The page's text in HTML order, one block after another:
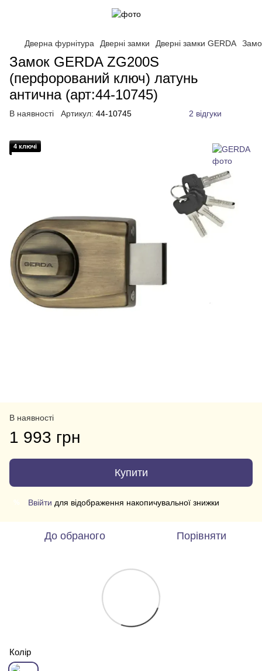
Дверна фурнітура Дверні замки Дверні замки GERDA
Замок GERDA ZG200S
(перфорований ключ) латунь
антична (арт:44-10745)
В наявності Артикул: 44-10745 2 відгуки
4 ключі
В наявності
1 993 грн
Купити
Ввійти для відображення накопичувальної знижки
До обраного Порівняти
Колір